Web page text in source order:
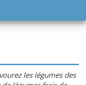
les légumes des